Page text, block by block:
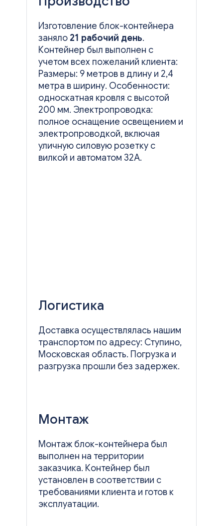
Изготовление блок-контейнера
заняло 21 рабочий день.
Контейнер был выполнен с
учетом всех пожеланий клиента:
Размеры: 9 метров в длину и 2,4
метра в ширину. Особенности:
односкатная кровля с высотой
200 мм. Электропроводка:
полное оснащение освещением и
электропроводкой, включая
уличную силовую розетку с
вилкой и автоматом 32А.
Логистика
Доставка осуществлялась нашим
транспортом по адресу: Ступино,
Московская область. Погрузка и
разгрузка прошли без задержек.
Монтаж
Монтаж блок-контейнера был
выполнен на территории
заказчика. Контейнер был
установлен в соответствии с
требованиями клиента и готов к
эксплуатации.